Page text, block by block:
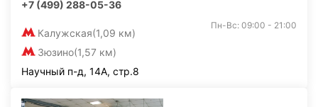
+7 (499) 288-05-36
Калужская(1,09 км)
Зюзино(1,57 км)
Пн-Вс: 09:00 - 21:00
Научный п-д, 14А, стр.8